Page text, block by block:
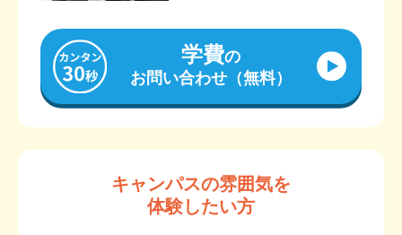
学費の
お問い合わせ（無料）
キャンパスの雰囲気を
体験したい方